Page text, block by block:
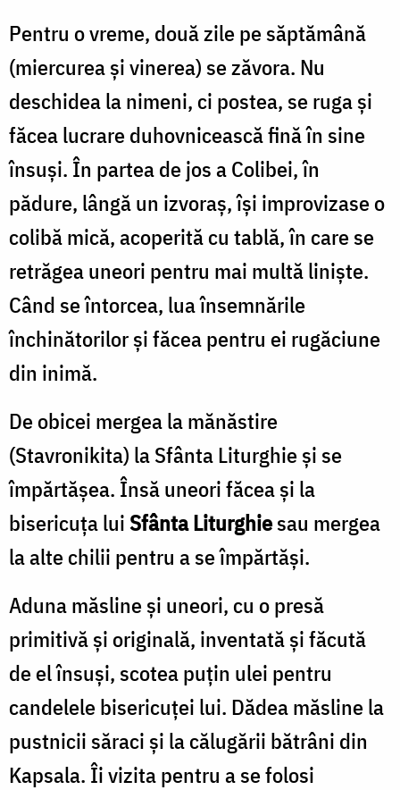
Pentru o vreme, două zile pe săptămână
(miercurea şi vinerea) se zăvora. Nu
deschidea la nimeni, ci postea, se ruga şi
făcea lucrare duhovnicească fină în sine
însuşi. În partea de jos a Colibei, în
pădure, lângă un izvoraş, îşi improvizase o
colibă mică, acoperită cu tablă, în care se
retrăgea uneori pentru mai multă linişte.
Când se întorcea, lua însemnările
închinătorilor şi făcea pentru ei rugăciune
din inimă.
De obicei mergea la mănăstire
(Stavronikita) la Sfânta Liturghie şi se
împărtăşea. Însă uneori făcea şi la
bisericuţa luiSfânta Liturghiesau mergea
la alte chilii pentru a se împărtăşi.
Aduna măsline şi uneori, cu o presă
primitivă şi originală, inventată şi făcută
de el însuşi, scotea puţin ulei pentru
candelele bisericuţei lui. Dădea măsline la
pustnicii săraci şi la călugării bătrâni din
Kapsala. Îi vizita pentru a se folosi